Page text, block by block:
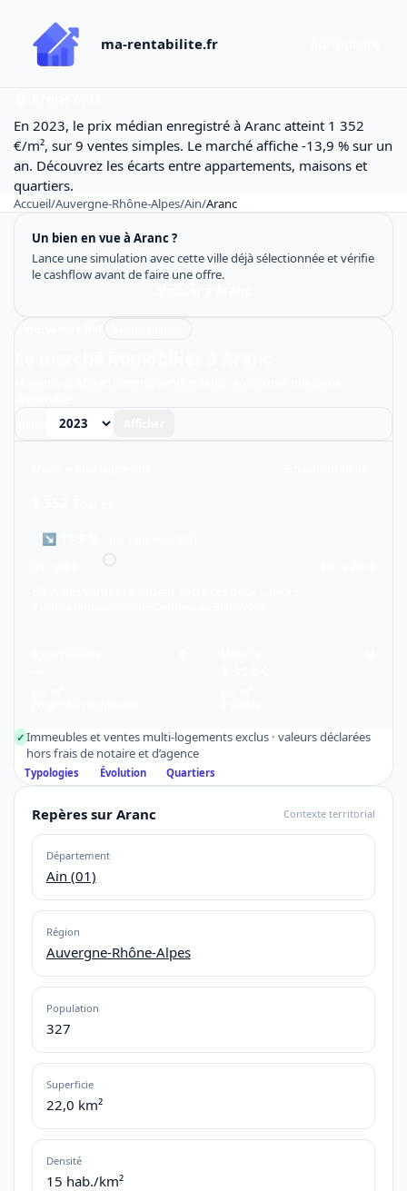
ma-rentabilite.fr
En 2023, le prix médian enregistré à Aranc atteint 1 352
€/m², sur 9 ventes simples. Le marché affiche -13,9 % sur un
an. Découvrez les écarts entre appartements, maisons et
quartiers.
Accueil/Auvergne-Rhône-Alpes/Ain/Aranc
Un bien en vue à Aranc ?
Lance une simulation avec cette ville déjà sélectionnée et vérifie
le cashflow avant de faire une offre.
Observatoire DVF
↘
✓ Immeubles et ventes multi-logements exclus · valeurs déclarées
hors frais de notaire et d’agence
Typologies Évolution Quartiers
Repères sur Aranc Contexte territorial
Département
Ain (01)
Région
Auvergne-Rhône-Alpes
Population
327
Superficie
22,0 km²
Densité
15 hab./km²